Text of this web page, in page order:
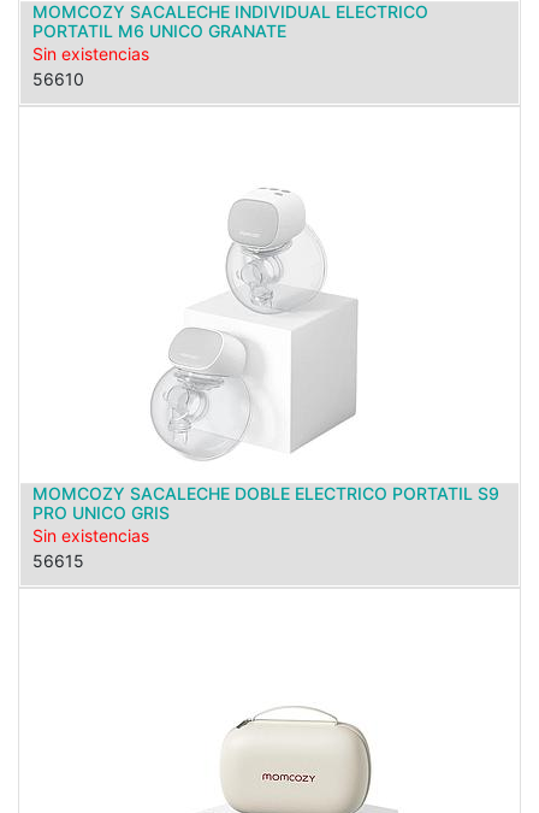
MOMCOZY SACALECHE INDIVIDUAL ELECTRICO
PORTATIL M6 UNICO GRANATE
Sin existencias
56610
MOMCOZY SACALECHE DOBLE ELECTRICO PORTATIL S9
PRO UNICO GRIS
Sin existencias
56615